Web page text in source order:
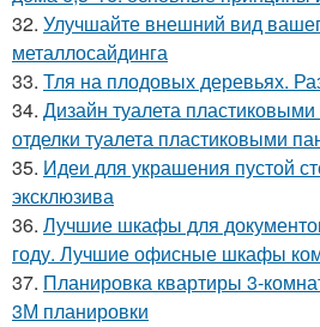
32. Улучшайте внешний вид
металлосайдинга
33. Тля на плодовых деревьях.
34. Дизайн туалета
отделки туалета пластиковыми
35. Идеи для украшения пустой
эксклюзива
36. Лучшие шкафы для
году. Лучшие офисные шкафы
37. Планировка квартиры 3-
3М планировки